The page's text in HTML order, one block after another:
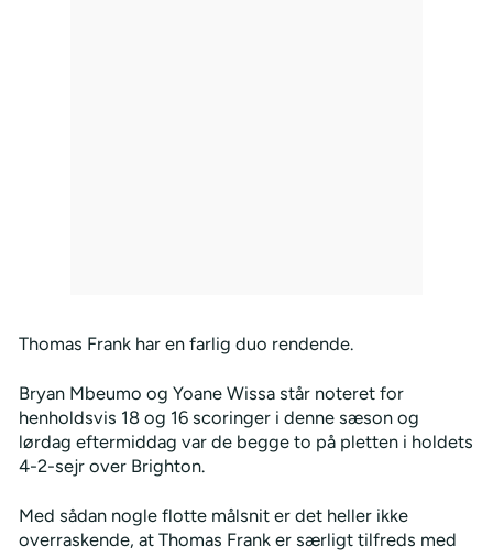
Thomas Frank har en farlig duo rendende.
Bryan Mbeumo og Yoane Wissa står noteret for
henholdsvis 18 og 16 scoringer i denne sæson og
lørdag eftermiddag var de begge to på pletten i holdets
4-2-sejr over Brighton.
Med sådan nogle flotte målsnit er det heller ikke
overraskende, at Thomas Frank er særligt tilfreds med